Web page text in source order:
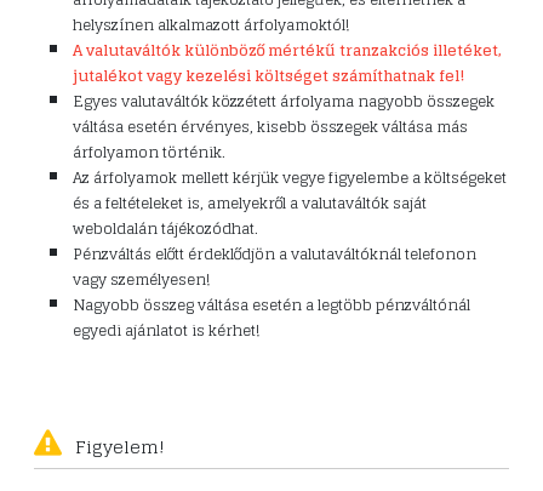
helyszínen alkalmazott árfolyamoktól!
A valutaváltók különböző mértékű tranzakciós illetéket,
jutalékot vagy kezelési költséget számíthatnak fel!
Egyes valutaváltók közzétett árfolyama nagyobb összegek
váltása esetén érvényes, kisebb összegek váltása más
árfolyamon történik.
Az árfolyamok mellett kérjük vegye figyelembe a költségeket
és a feltételeket is, amelyekről a valutaváltók saját
weboldalán tájékozódhat.
Pénzváltás előtt érdeklődjön a valutaváltóknál telefonon
vagy személyesen!
Nagyobb összeg váltása esetén a legtöbb pénzváltónál
egyedi ajánlatot is kérhet!
Figyelem!